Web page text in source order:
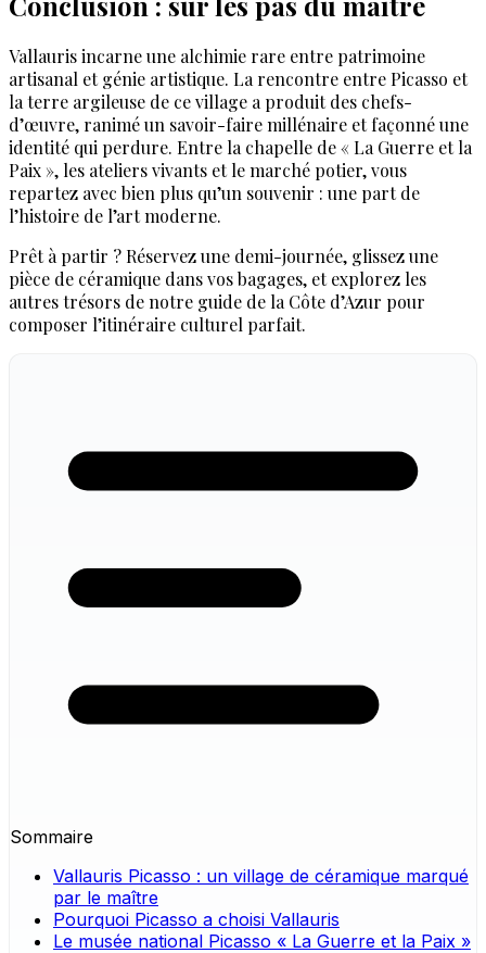
Vallauris incarne une alchimie rare entre patrimoine
artisanal et génie artistique. La rencontre entre Picasso et
la terre argileuse de ce village a produit des chefs-
d’œuvre, ranimé un savoir-faire millénaire et façonné une
identité qui perdure. Entre la chapelle de « La Guerre et la
Paix », les ateliers vivants et le marché potier, vous
repartez avec bien plus qu’un souvenir : une part de
l’histoire de l’art moderne.
Prêt à partir ? Réservez une demi-journée, glissez une
pièce de céramique dans vos bagages, et explorez les
autres trésors de notre guide de la Côte d’Azur pour
composer l’itinéraire culturel parfait.
Sommaire
Vallauris Picasso : un village de céramique marqué
par le maître
Pourquoi Picasso a choisi Vallauris
Le musée national Picasso « La Guerre et la Paix »